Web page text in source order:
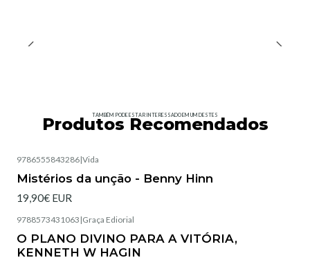
TAMBÉM PODE ESTAR INTERESSADO EM UM DESTES
Produtos Recomendados
9786555843286|Vida
Mistérios da unção - Benny Hinn
19,90€ EUR
9788573431063 |Graça Ediorial
O PLANO DIVINO PARA A VITÓRIA,
KENNETH W HAGIN